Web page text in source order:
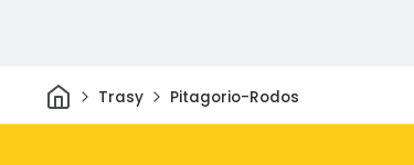
DomTrasy Pitagorio-Rodos